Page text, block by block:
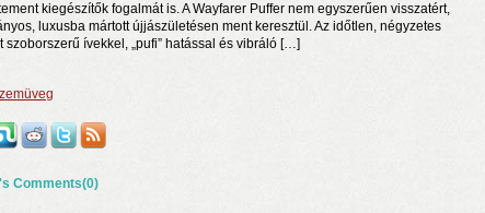
kiegészítők fogalmát is. A Wayfarer Puffer nem egyszerűen visszatért,
luxusba mártott újjászületésen ment keresztül. Az időtlen, négyzetes
szoborszerű ívekkel, „pufi” hatással és vibráló […]
Comments(0)